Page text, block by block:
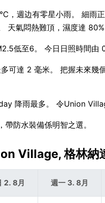
，週边有零星小雨。 細雨
天氣悶熱難頂，濕度達 80%
低至6。 今日日照時間
可達 2 毫米。 把握未來
降雨最多。 令Union
防水裝備係明智之選。
Village, 格林
2. 8月 週一 3. 8月